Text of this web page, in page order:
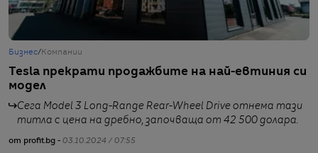
Бизнес/ Компании
Tesla прекрати продажбите на най-евтиния си
модел
Сега Model 3 Long-Range Rear-Wheel Drive отнема тази
титла с цена на дребно, започваща от 42 500 долара.
от profit.bg - 03.10.2024 / 07:55